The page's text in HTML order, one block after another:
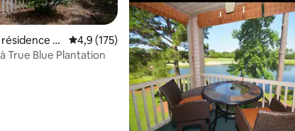
⋅
Évaluation moyenne sur la base de 175
4,9 (175)
True Blue Plantation